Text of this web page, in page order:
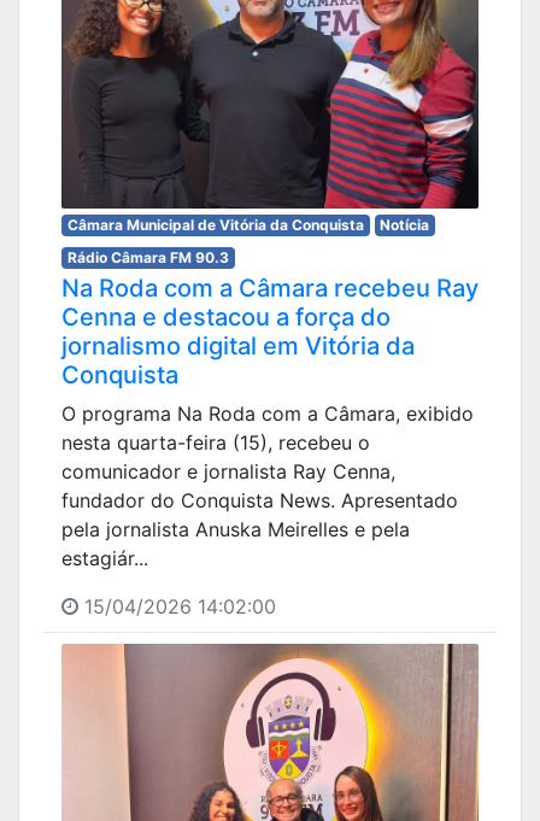
Câmara Municipal de Vitória da Conquista
Notícia
Rádio Câmara FM 90.3
Na Roda com a Câmara recebeu Ray
Cenna e destacou a força do
jornalismo digital em Vitória da
Conquista
O programa Na Roda com a Câmara, exibido
nesta quarta-feira (15), recebeu o
comunicador e jornalista Ray Cenna,
fundador do Conquista News. Apresentado
pela jornalista Anuska Meirelles e pela
estagiár...
15/04/2026 14:02:00